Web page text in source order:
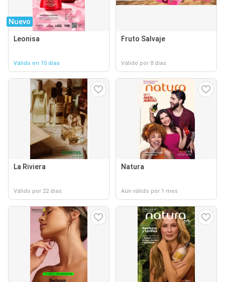
Nuevo
Leonisa
Válido en 15 días
Fruto Salvaje
Válido por 8 días
La Riviera
Válido por 22 días
Natura
Aún válido por 1 mes